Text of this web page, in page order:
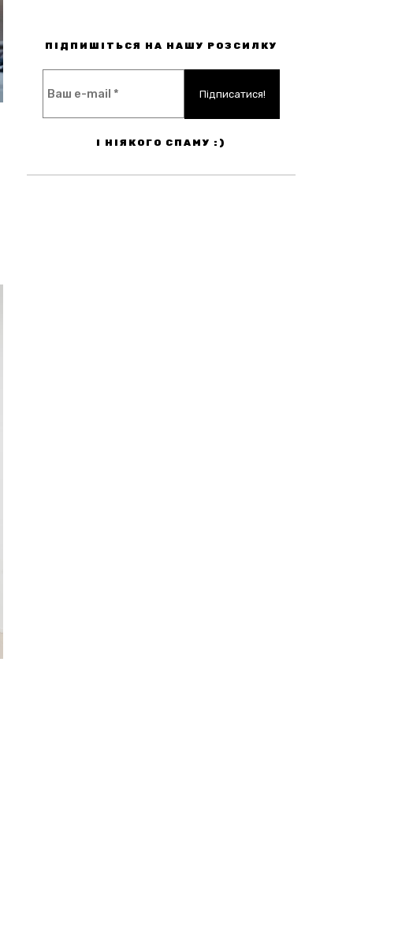
ПІДПИШІТЬСЯ НА НАШУ РОЗСИЛКУ
І НІЯКОГО СПАМУ :)